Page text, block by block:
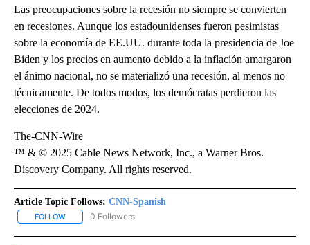
Las preocupaciones sobre la recesión no siempre se convierten
en recesiones. Aunque los estadounidenses fueron pesimistas
sobre la economía de EE.UU. durante toda la presidencia de Joe
Biden y los precios en aumento debido a la inflación amargaron
el ánimo nacional, no se materializó una recesión, al menos no
técnicamente. De todos modos, los demócratas perdieron las
elecciones de 2024.
The-CNN-Wire
™ & © 2025 Cable News Network, Inc., a Warner Bros.
Discovery Company. All rights reserved.
Article Topic Follows: CNN-Spanish
FOLLOW FOLLOW "CNN-SPANISH" TO RECEIVE NOTIFICATIONS ABOUT
0 Followers